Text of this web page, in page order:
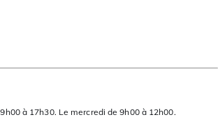
à 17h30. Le mercredi de 9h00 à 12h00.